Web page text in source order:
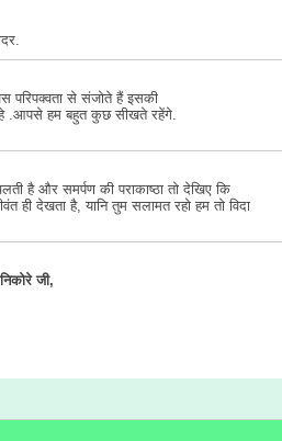
परिपक्वता से संजोते हैं इसकी
.आपसे हम बहुत कुछ सीखते रहेंगे.
है और समर्पण की पराकाष्‍ठा तो देखिए कि
देखता है, यानि तुम सलामत रहो हम तो विदा
जी,